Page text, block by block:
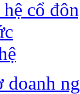
cổ
doanh